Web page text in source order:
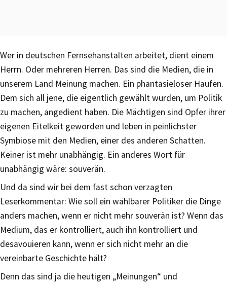
Wer in deutschen Fernsehanstalten arbeitet, dient einem
Herrn. Oder mehreren Herren. Das sind die Medien, die in
unserem Land Meinung machen. Ein phantasieloser Haufen.
Dem sich all jene, die eigentlich gewählt wurden, um Politik
zu machen, angedient haben. Die Mächtigen sind Opfer ihrer
eigenen Eitelkeit geworden und leben in peinlichster
Symbiose mit den Medien, einer des anderen Schatten.
Keiner ist mehr unabhängig. Ein anderes Wort für
unabhängig wäre: souverän.
Und da sind wir bei dem fast schon verzagten
Leserkommentar: Wie soll ein wählbarer Politiker die Dinge
anders machen, wenn er nicht mehr souverän ist? Wenn das
Medium, das er kontrolliert, auch ihn kontrolliert und
desavouieren kann, wenn er sich nicht mehr an die
vereinbarte Geschichte hält?
Denn das sind ja die heutigen „Meinungen“ und